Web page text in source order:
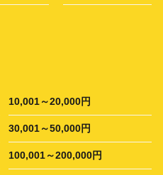
10,001～20,000円
30,001～50,000円
100,001～200,000円